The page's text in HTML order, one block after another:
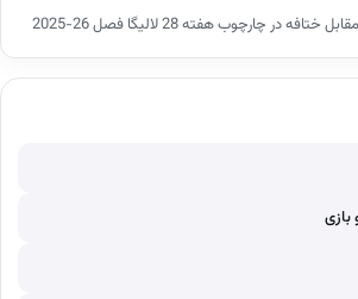
در چارچوب هفته 28 لالیگا فصل 26-2025
بازی